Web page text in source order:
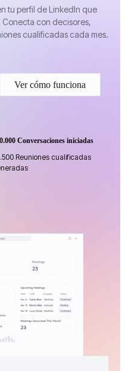
tu perfil de LinkedIn que
con decisores,
cualificadas cada mes.
Ver cómo funciona
Conversaciones iniciadas
Reuniones cualificadas